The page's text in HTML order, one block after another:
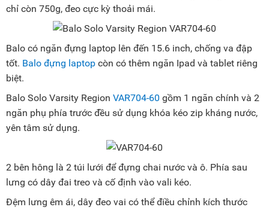
chỉ còn 750g, đeo cực kỳ thoải mái.
Balo có ngăn đựng laptop lên đến 15.6 inch, chống va đập
tốt. Balo đựng laptop còn có thêm ngăn Ipad và tablet riêng
biệt.
Balo Solo Varsity Region VAR704-60 gồm 1 ngăn chính và 2
ngăn phụ phía trước đều sử dụng khóa kéo zip kháng nước,
yên tâm sử dụng.
2 bên hông là 2 túi lưới để đựng chai nước và ô. Phía sau
lưng có dây đai treo và cố định vào vali kéo.
Đệm lưng êm ái, dây đeo vai có thể điều chỉnh kích thước